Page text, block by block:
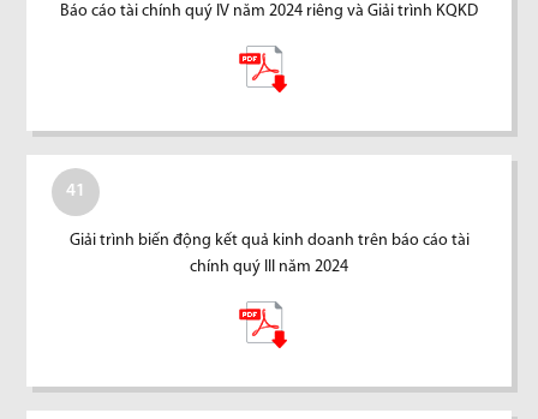
Báo cáo tài chính quý IV năm 2024 riêng và Giải trình KQKD
41
Giải trình biến động kết quả kinh doanh trên báo cáo tài
chính quý III năm 2024